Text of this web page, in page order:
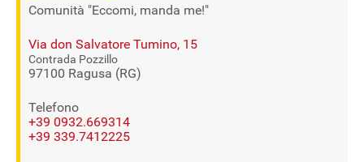
Comunità "Eccomi, manda me!"
Via don Salvatore Tumino, 15
Contrada Pozzillo
97100 Ragusa (RG)
Telefono
+39 0932.669314
+39 339.7412225